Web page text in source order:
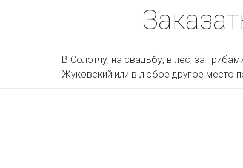
В Солотчу, на свадьбу, в лес, за
Жуковский или в любое другое место